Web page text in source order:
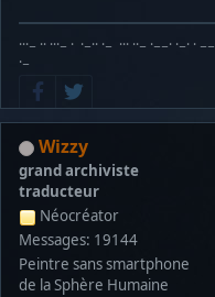
···− ·· ···− · ·−·· ·− ··· ··− ·−−· ·−· ·
·−
Wizzy
grand archiviste
traducteur
Néocréator
Messages: 19144
Peintre sans smartphone
de la Sphère Humaine